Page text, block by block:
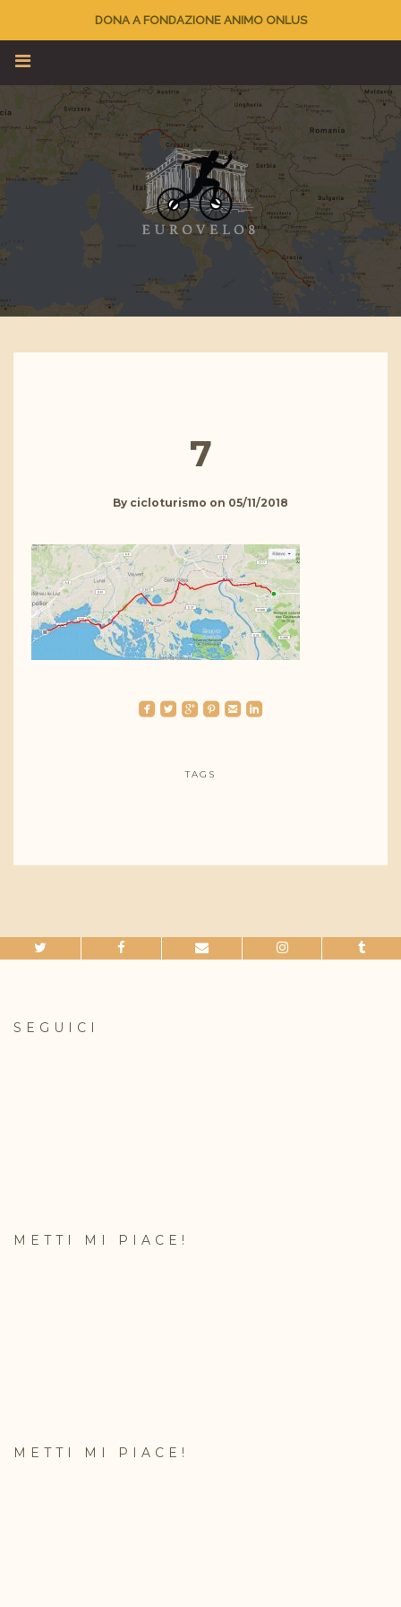
DONA A FONDAZIONE ANIMO ONLUS
7
By cicloturismo on 05/11/2018
roundedfacebook roundedtwitterbird roundedgoogleplus roundedpinterest roundedemail roundedlinkedin
TAGS
SEGUICI
METTI MI PIACE!
METTI MI PIACE!